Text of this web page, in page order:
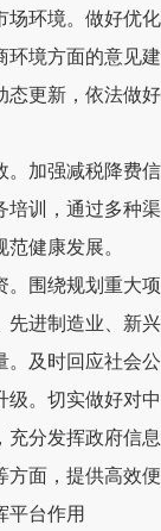
场环境。 做好优
环境方面的意见
态更新，依法做
加强减税降费
培训，通过多种
健康发展。
围绕规划重大
先进制造业、新
。及时回应社会
。 切实做好对
分发挥政府信
面，提供高效
平台作用